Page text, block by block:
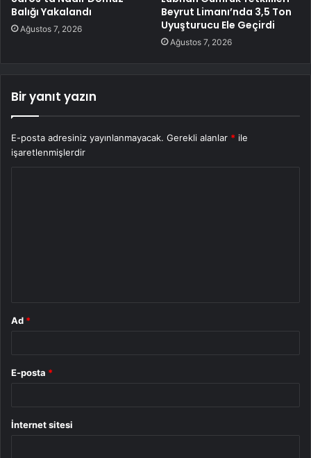
Balığı Yakalandı
Ağustos 7, 2026
Beyrut Limanı’nda 3,5 Ton
Uyuşturucu Ele Geçirdi
Ağustos 7, 2026
Bir yanıt yazın
E-posta adresiniz yayınlanmayacak. Gerekli alanlar * ile
işaretlenmişlerdir
Ad *
E-posta *
İnternet sitesi